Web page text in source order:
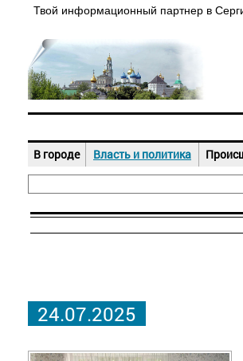
Твой информационный партнер в
В городе Власть и политика
24.07.2025